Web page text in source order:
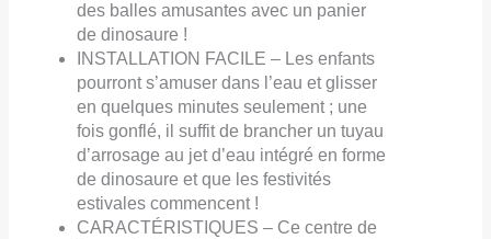
des balles amusantes avec un panier
de dinosaure !
INSTALLATION FACILE – Les enfants
pourront s’amuser dans l’eau et glisser
en quelques minutes seulement ; une
fois gonflé, il suffit de brancher un tuyau
d’arrosage au jet d’eau intégré en forme
de dinosaure et que les festivités
estivales commencent !
CARACTÉRISTIQUES – Ce centre de